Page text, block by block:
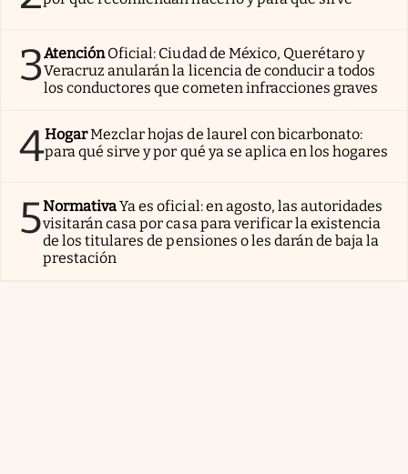
3AtenciónOficial: Ciudad de México, Querétaro y
Veracruz anularán la licencia de conducir a todos
los conductores que cometen infracciones graves
4HogarMezclar hojas de laurel con bicarbonato:
para qué sirve y por qué ya se aplica en los hogares
5NormativaYa es oficial: en agosto, las autoridades
visitarán casa por casa para verificar la existencia
de los titulares de pensiones o les darán de baja la
prestación